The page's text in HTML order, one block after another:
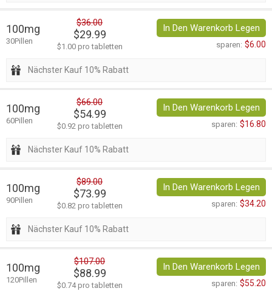
100mg
30Pillen
$36.00
$29.99
$1.00 pro tabletten
In Den Warenkorb Legen
sparen: $6.00
Nächster Kauf 10% Rabatt
100mg
60Pillen
$66.00
$54.99
$0.92 pro tabletten
In Den Warenkorb Legen
sparen: $16.80
Nächster Kauf 10% Rabatt
100mg
90Pillen
$89.00
$73.99
$0.82 pro tabletten
In Den Warenkorb Legen
sparen: $34.20
Nächster Kauf 10% Rabatt
100mg
120Pillen
$107.00
$88.99
$0.74 pro tabletten
In Den Warenkorb Legen
sparen: $55.20